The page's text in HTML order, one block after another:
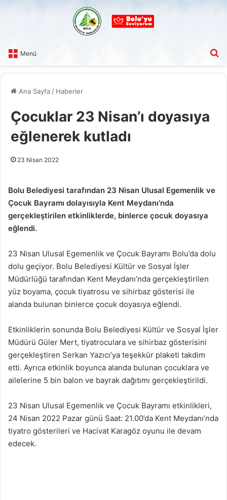
Menü
Ana Sayfa / Haberler
Çocuklar 23 Nisan’ı doyasıya
eğlenerek kutladı
23 Nisan 2022
Bolu Belediyesi tarafından 23 Nisan Ulusal Egemenlik ve
Çocuk Bayramı dolayısıyla Kent Meydanı’nda
gerçekleştirilen etkinliklerde, binlerce çocuk doyasıya
eğlendi.
23 Nisan Ulusal Egemenlik ve Çocuk Bayramı Bolu’da dolu
dolu geçiyor. Bolu Belediyesi Kültür ve Sosyal İşler
Müdürlüğü tarafından Kent Meydanı’nda gerçekleştirilen
yüz boyama, çocuk tiyatrosu ve sihirbaz gösterisi ile
alanda bulunan binlerce çocuk doyasıya eğlendi.
Etkinliklerin sonunda Bolu Belediyesi Kültür ve Sosyal İşler
Müdürü Güler Mert, tiyatroculara ve sihirbaz gösterisini
gerçekleştiren Serkan Yazıcı’ya teşekkür plaketi takdim
etti. Ayrıca etkinlik boyunca alanda bulunan çocuklara ve
ailelerine 5 bin balon ve bayrak dağıtımı gerçekleştirildi.
23 Nisan Ulusal Egemenlik ve Çocuk Bayramı etkinlikleri,
24 Nisan 2022 Pazar günü Saat: 21.00’da Kent Meydanı’nda
tiyatro gösterileri ve Hacivat Karagöz oyunu ile devam
edecek.